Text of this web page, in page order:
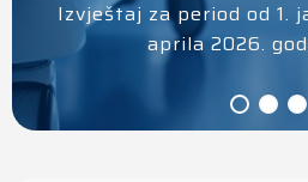
Izvještaj za period od 1.
aprila 2026.